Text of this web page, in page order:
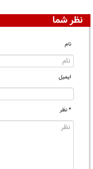
نظر شما
نام
ایمیل
* نظر